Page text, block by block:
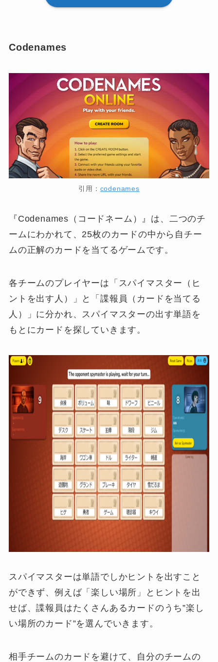
Codenames
引用： codenames
『Codenames（コードネーム）』は、二つのチ
ームにわかれて、25枚のカードの中から自チー
ムの正解のカードを当てるゲームです。
各チームのプレイヤーは「スパイマスター（ヒ
ントを出す人）」と「諜報員（カードを当てる
人）」に分かれ、スパイマスターの出す単語を
もとにカードを探していきます。
スパイマスターは単語でしかヒントを出すこと
ができず、例えば「楽しい場所」とヒントを出
せば、諜報員はたくさんあるカードのうち”楽し
い場所のカード”を選んでいきます。
相手チームのカードを避けて、自分のチームの